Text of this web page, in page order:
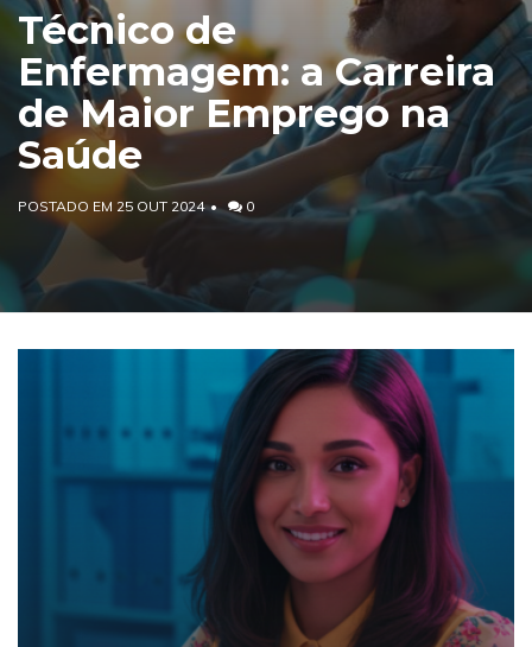
Técnico de
Enfermagem: a Carreira
de Maior Emprego na
Saúde
POSTADO EM 25 OUT 2024 0